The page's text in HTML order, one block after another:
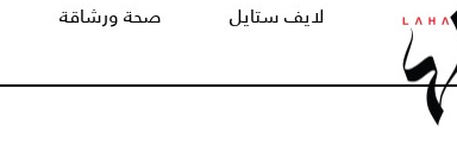
لايف ستايل صحة ورشاقة